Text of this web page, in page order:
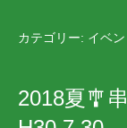
カテゴリー: イベ
2018夏🎐